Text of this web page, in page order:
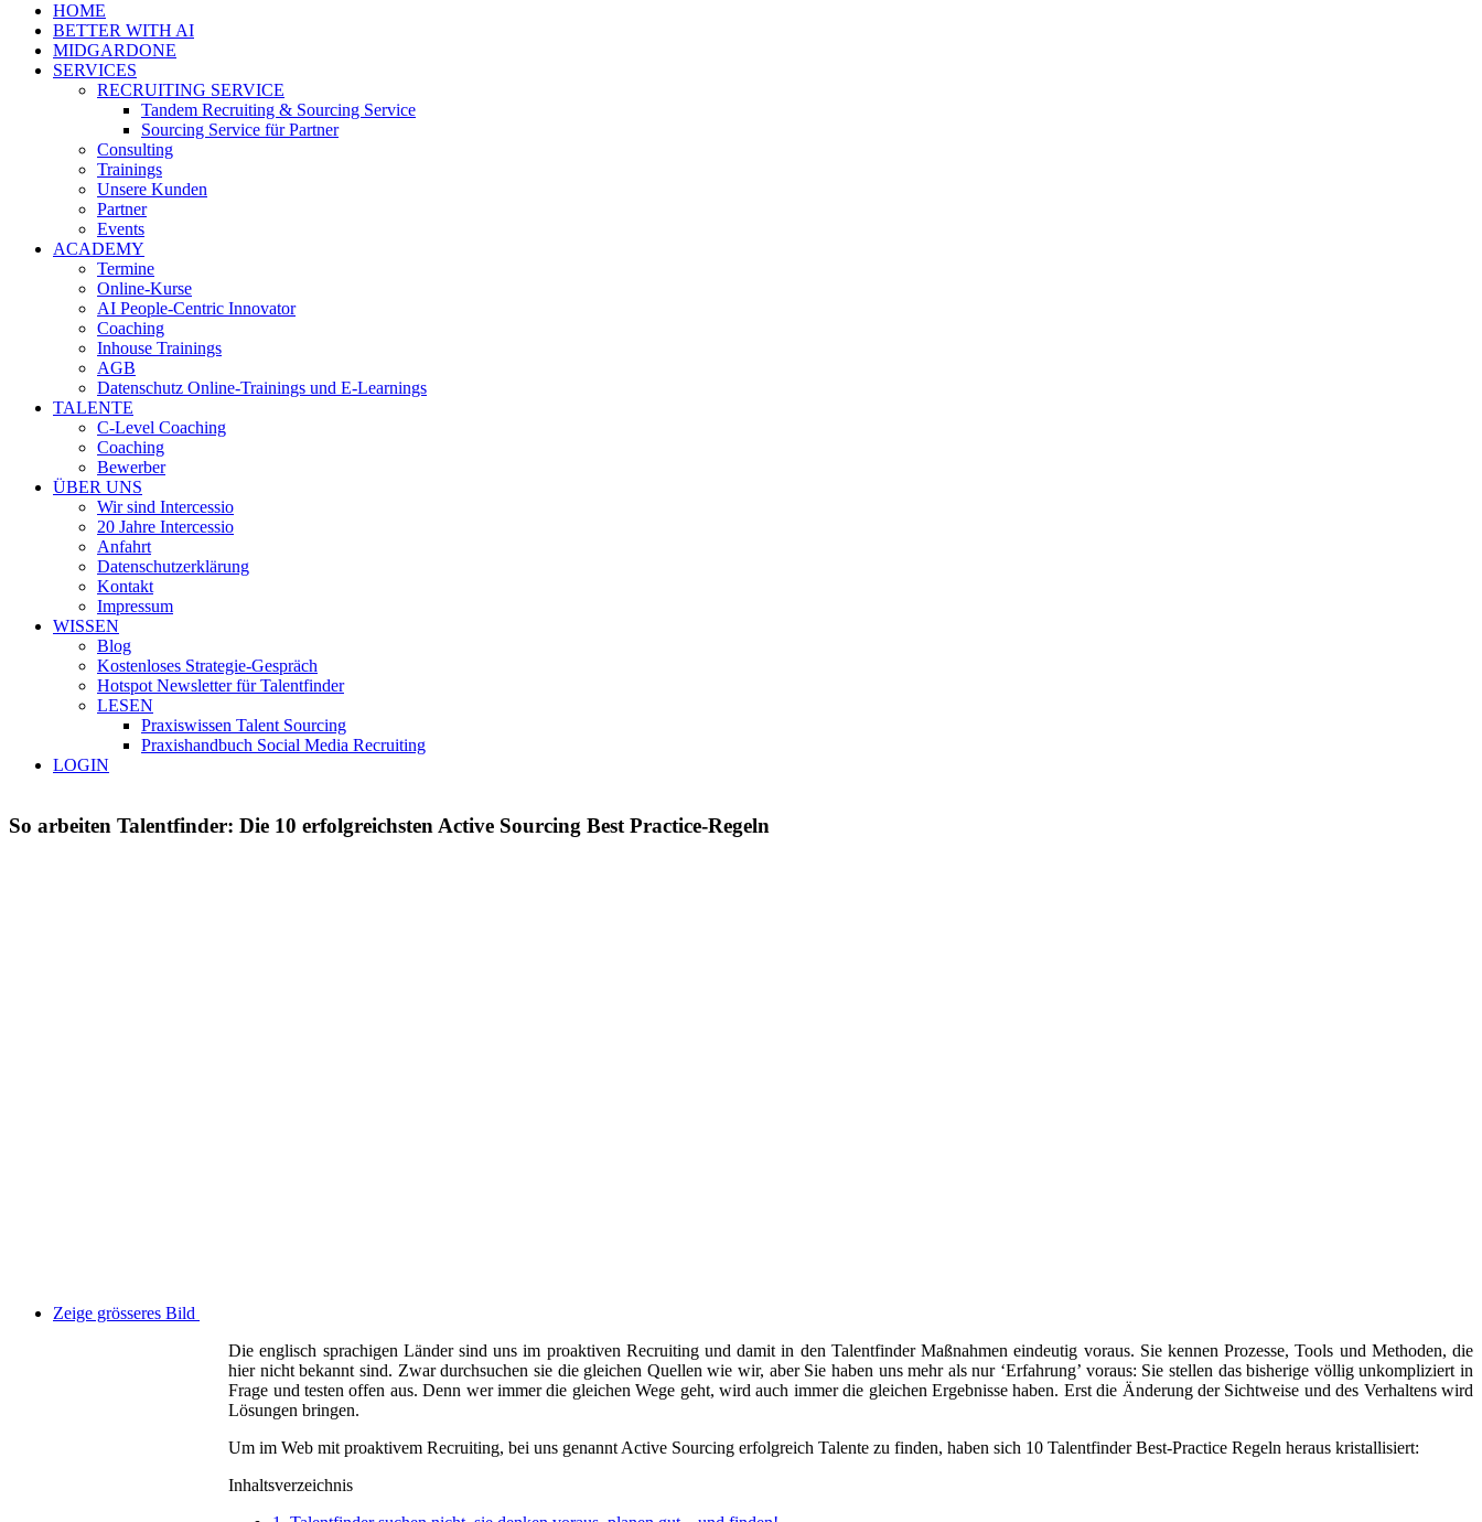
HOME
BETTER WITH AI
MIDGARDONE
SERVICES
RECRUITING SERVICE
Tandem Recruiting & Sourcing Service
Sourcing Service für Partner
Consulting
Trainings
Unsere Kunden
Partner
Events
ACADEMY
Termine
Online-Kurse
AI People-Centric Innovator
Coaching
Inhouse Trainings
AGB
Datenschutz Online-Trainings und E-Learnings
TALENTE
C-Level Coaching
Coaching
Bewerber
ÜBER UNS
Wir sind Intercessio
20 Jahre Intercessio
Anfahrt
Datenschutzerklärung
Kontakt
Impressum
WISSEN
Blog
Kostenloses Strategie-Gespräch
Hotspot Newsletter für Talentfinder
LESEN
Praxiswissen Talent Sourcing
Praxishandbuch Social Media Recruiting
LOGIN
So arbeiten Talentfinder: Die 10 erfolgreichsten Active Sourcing Best Practice-Regeln
Zeige grösseres Bild
Die englisch sprachigen Länder sind uns im proaktiven Recruiting und damit in den Talentfinder Maßnahmen eindeutig voraus. Sie kennen Prozesse, Tools und Methoden, die
hier nicht bekannt sind. Zwar durchsuchen sie die gleichen Quellen wie wir, aber Sie haben uns mehr als nur ‘Erfahrung’ voraus: Sie stellen das bisherige völlig unkompliziert in
Frage und testen offen aus. Denn wer immer die gleichen Wege geht, wird auch immer die gleichen Ergebnisse haben. Erst die Änderung der Sichtweise und des Verhaltens wird
Lösungen bringen.
Um im Web mit proaktivem Recruiting, bei uns genannt Active Sourcing erfolgreich Talente zu finden, haben sich 10 Talentfinder Best-Practice Regeln heraus kristallisiert:
Inhaltsverzeichnis